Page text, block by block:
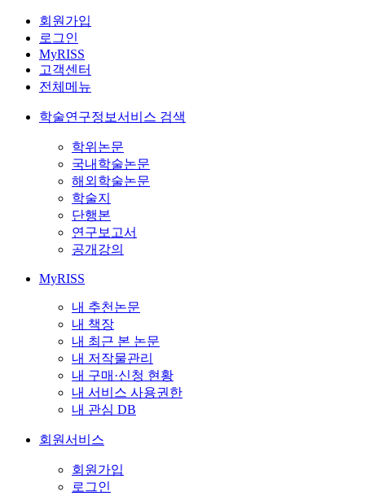
회원가입
로그인
MyRISS
고객센터
전체메뉴
학술연구정보서비스 검색
학위논문
국내학술논문
해외학술논문
학술지
단행본
연구보고서
공개강의
MyRISS
내 추천논문
내 책장
내 최근 본 논문
내 저작물관리
내 구매·신청 현황
내 서비스 사용권한
내 관심 DB
회원서비스
회원가입
로그인